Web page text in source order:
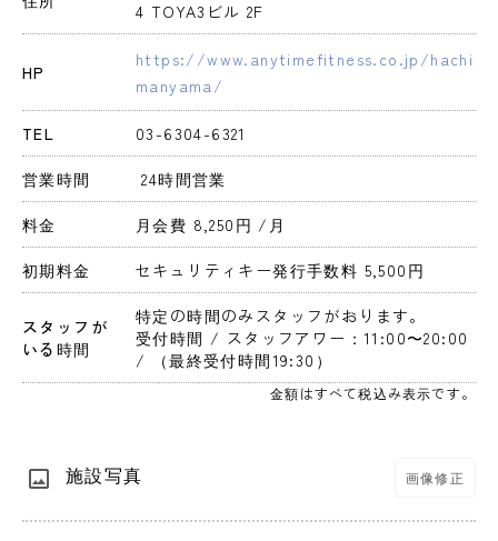
4 TOYA3ビル 2F
HP
https://www.anytimefitness.co.jp/hachi
manyama/
TEL 03-6304-6321
営業時間 24時間営業
料金 月会費 8,250円 /月
初期料金 セキュリティキー発行手数料 5,500円
スタッフが
いる時間
特定の時間のみスタッフがおります。
受付時間 / スタッフアワー：11:00〜20:00
/ （最終受付時間19:30）
金額はすべて税込み表示です。
施設写真 画像修正